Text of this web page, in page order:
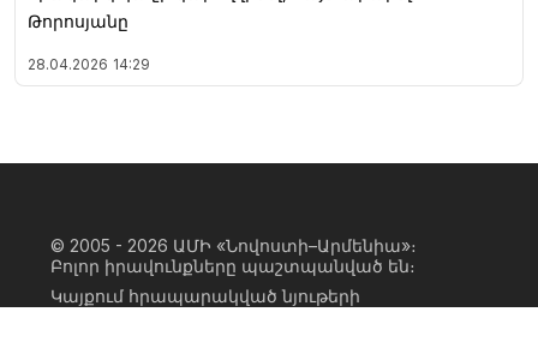
Թորոսյանը
28.04.2026 14:29
© 2005 - 2026 ԱՄԻ «Նովոստի–Արմենիա»։
Բոլոր իրավունքները պաշտպանված են։
Կայքում հրապարակված նյութերի